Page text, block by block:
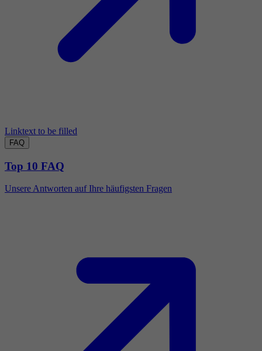
Linktext to be filled
FAQ
Top 10 FAQ
Unsere Antworten auf Ihre häufigsten Fragen